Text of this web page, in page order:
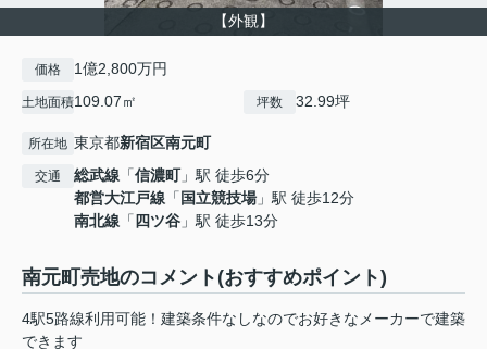
【外観】
価格 1億2,800万円
土地面積109.07㎡ 坪数 32.99坪
所在地 東京都新宿区南元町
交通 総武線 「信濃町」駅 徒歩6分
都営大江戸線 「 国立競技場」駅 徒歩12分
南北線 「 四ツ谷 」駅 徒歩13分
南元町売地のコメント(おすすめポイント)
4駅5路線利用可能！建築条件なしなのでお好きなメーカーで建築
できます